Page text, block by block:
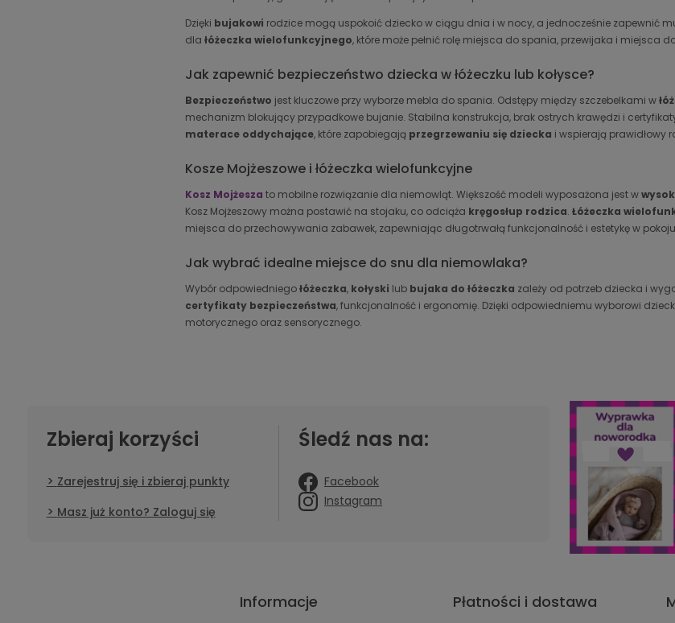
Dzięki bujakowi rodzice mogą uspokoić dziecko w ciągu dnia i w nocy, a jednocześnie zapewnić
dla łóżeczka wielofunkcyjnego, które może pełnić rolę miejsca do spania, przewijaka i miejsca
Jak zapewnić bezpieczeństwo dziecka w łóżeczku lub kołysce?
Bezpieczeństwo jest kluczowe przy wyborze mebla do spania. Odstępy między szczebelkami w
mechanizm blokujący przypadkowe bujanie. Stabilna konstrukcja, brak ostrych krawędzi i
materace oddychające, które zapobiegają przegrzewaniu się dziecka i wspierają prawidłowy
Kosze Mojżeszowe i łóżeczka wielofunkcyjne
Kosz Mojżesza to mobilne rozwiązanie dla niemowląt. Większość modeli wyposażona jest w
Kosz Mojżeszowy można postawić na stojaku, co odciąża kręgosłup rodzica. Łóżeczka
miejsca do przechowywania zabawek, zapewniając długotrwałą funkcjonalność i estetykę w
Jak wybrać idealne miejsce do snu dla niemowlaka?
Wybór odpowiedniegołóżeczka, kołyski lub bujaka do łóżeczka zależy od potrzeb dziecka i
certyfikaty bezpieczeństwa, funkcjonalność i ergonomię. Dzięki odpowiedniemu wyborowi
motorycznego oraz sensorycznego.
Zbieraj korzyści
Zarejestruj się i zbieraj punkty
Masz już konto? Zaloguj się
Śledź nas na:
Facebook
Instagram
Informacje Płatności i dostawa